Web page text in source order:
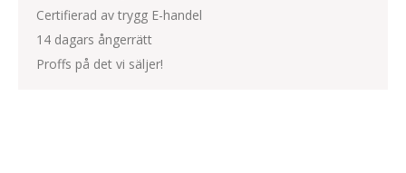
Certifierad av trygg E-handel
14 dagars ångerrätt
Proffs på det vi säljer!